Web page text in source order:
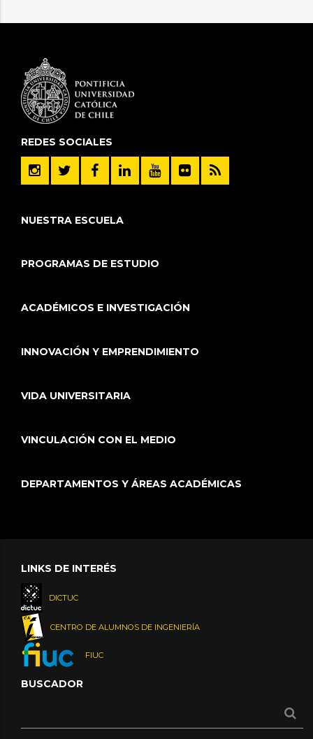
REDES SOCIALES
NUESTRA ESCUELA
PROGRAMAS DE ESTUDIO
ACADÉMICOS E INVESTIGACIÓN
INNOVACIÓN Y EMPRENDIMIENTO
VIDA UNIVERSITARIA
VINCULACIÓN CON EL MEDIO
DEPARTAMENTOS Y ÁREAS ACADÉMICAS
LINKS DE INTERÉS
DICTUC
CENTRO DE ALUMNOS DE INGENIERÍA
FIUC
BUSCADOR